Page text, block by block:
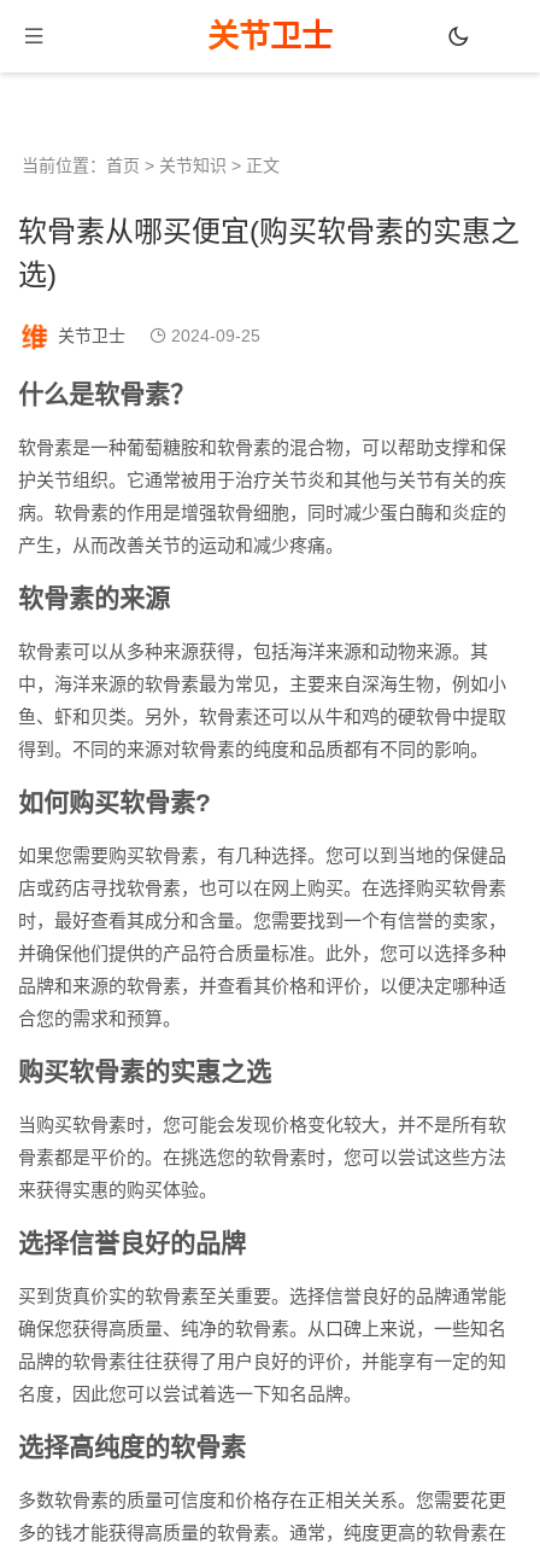
关节卫士
当前位置： 首页 > 关节知识 > 正文
软骨素从哪买便宜(购买软骨素的实惠之
选)
关节卫士 2024-09-25
什么是软骨素？
软骨素是一种葡萄糖胺和软骨素的混合物，可以帮助支撑和保
护关节组织。它通常被用于治疗关节炎和其他与关节有关的疾
病。软骨素的作用是增强软骨细胞，同时减少蛋白酶和炎症的
产生，从而改善关节的运动和减少疼痛。
软骨素的来源
软骨素可以从多种来源获得，包括海洋来源和动物来源。其
中，海洋来源的软骨素最为常见，主要来自深海生物，例如小
鱼、虾和贝类。另外，软骨素还可以从牛和鸡的硬软骨中提取
得到。不同的来源对软骨素的纯度和品质都有不同的影响。
如何购买软骨素?
如果您需要购买软骨素，有几种选择。您可以到当地的保健品
店或药店寻找软骨素，也可以在网上购买。在选择购买软骨素
时，最好查看其成分和含量。您需要找到一个有信誉的卖家，
并确保他们提供的产品符合质量标准。此外，您可以选择多种
品牌和来源的软骨素，并查看其价格和评价，以便决定哪种适
合您的需求和预算。
购买软骨素的实惠之选
当购买软骨素时，您可能会发现价格变化较大，并不是所有软
骨素都是平价的。在挑选您的软骨素时，您可以尝试这些方法
来获得实惠的购买体验。
选择信誉良好的品牌
买到货真价实的软骨素至关重要。选择信誉良好的品牌通常能
确保您获得高质量、纯净的软骨素。从口碑上来说，一些知名
品牌的软骨素往往获得了用户良好的评价，并能享有一定的知
名度，因此您可以尝试着选一下知名品牌。
选择高纯度的软骨素
多数软骨素的质量可信度和价格存在正相关关系。您需要花更
多的钱才能获得高质量的软骨素。通常，纯度更高的软骨素在